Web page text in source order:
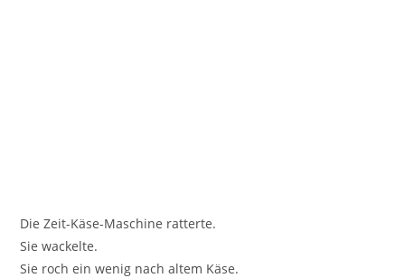
Die Zeit-Käse-Maschine ratterte.
Sie wackelte.
Sie roch ein wenig nach altem Käse.